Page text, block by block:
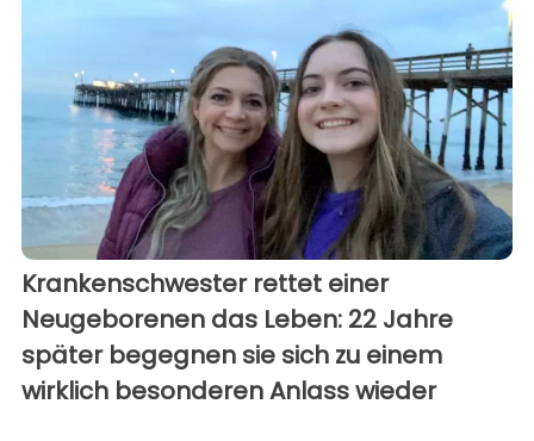
Krankenschwester rettet einer
Neugeborenen das Leben: 22 Jahre
später begegnen sie sich zu einem
wirklich besonderen Anlass wieder